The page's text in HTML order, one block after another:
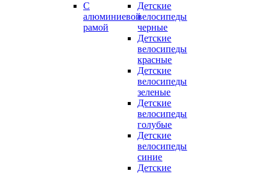
С
алюминиевой
рамой
Детские
велосипеды
черные
Детские
велосипеды
красные
Детские
велосипеды
зеленые
Детские
велосипеды
голубые
Детские
велосипеды
синие
Детские